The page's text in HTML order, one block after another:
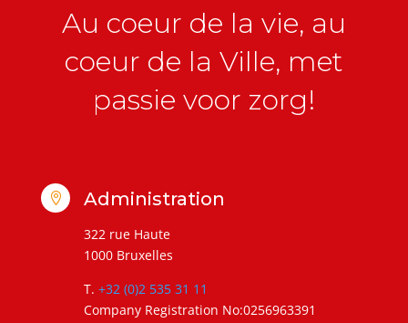
Au coeur de la vie, au
coeur de la Ville, met
passie voor zorg!
 Administration
322 rue Haute
1000 Bruxelles
T. +32 (0)2 535 31 11
Company Registration No:0256963391